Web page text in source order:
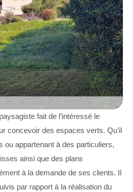
fait de l’intéressé le
concevoir des espaces verts. Qu’il
ou appartenant à des particuliers,
ainsi que des plans
à la demande de ses clients. Il
par rapport à la réalisation du